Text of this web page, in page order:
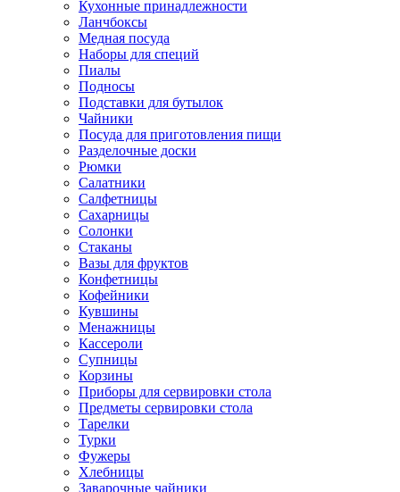
Кухонные принадлежности
Ланчбоксы
Медная посуда
Наборы для специй
Пиалы
Подносы
Подставки для бутылок
Чайники
Посуда для приготовления пищи
Разделочные доски
Рюмки
Салатники
Салфетницы
Сахарницы
Солонки
Стаканы
Вазы для фруктов
Конфетницы
Кофейники
Кувшины
Менажницы
Кассероли
Супницы
Корзины
Приборы для сервировки стола
Предметы сервировки стола
Тарелки
Турки
Фужеры
Хлебницы
Заварочные чайники